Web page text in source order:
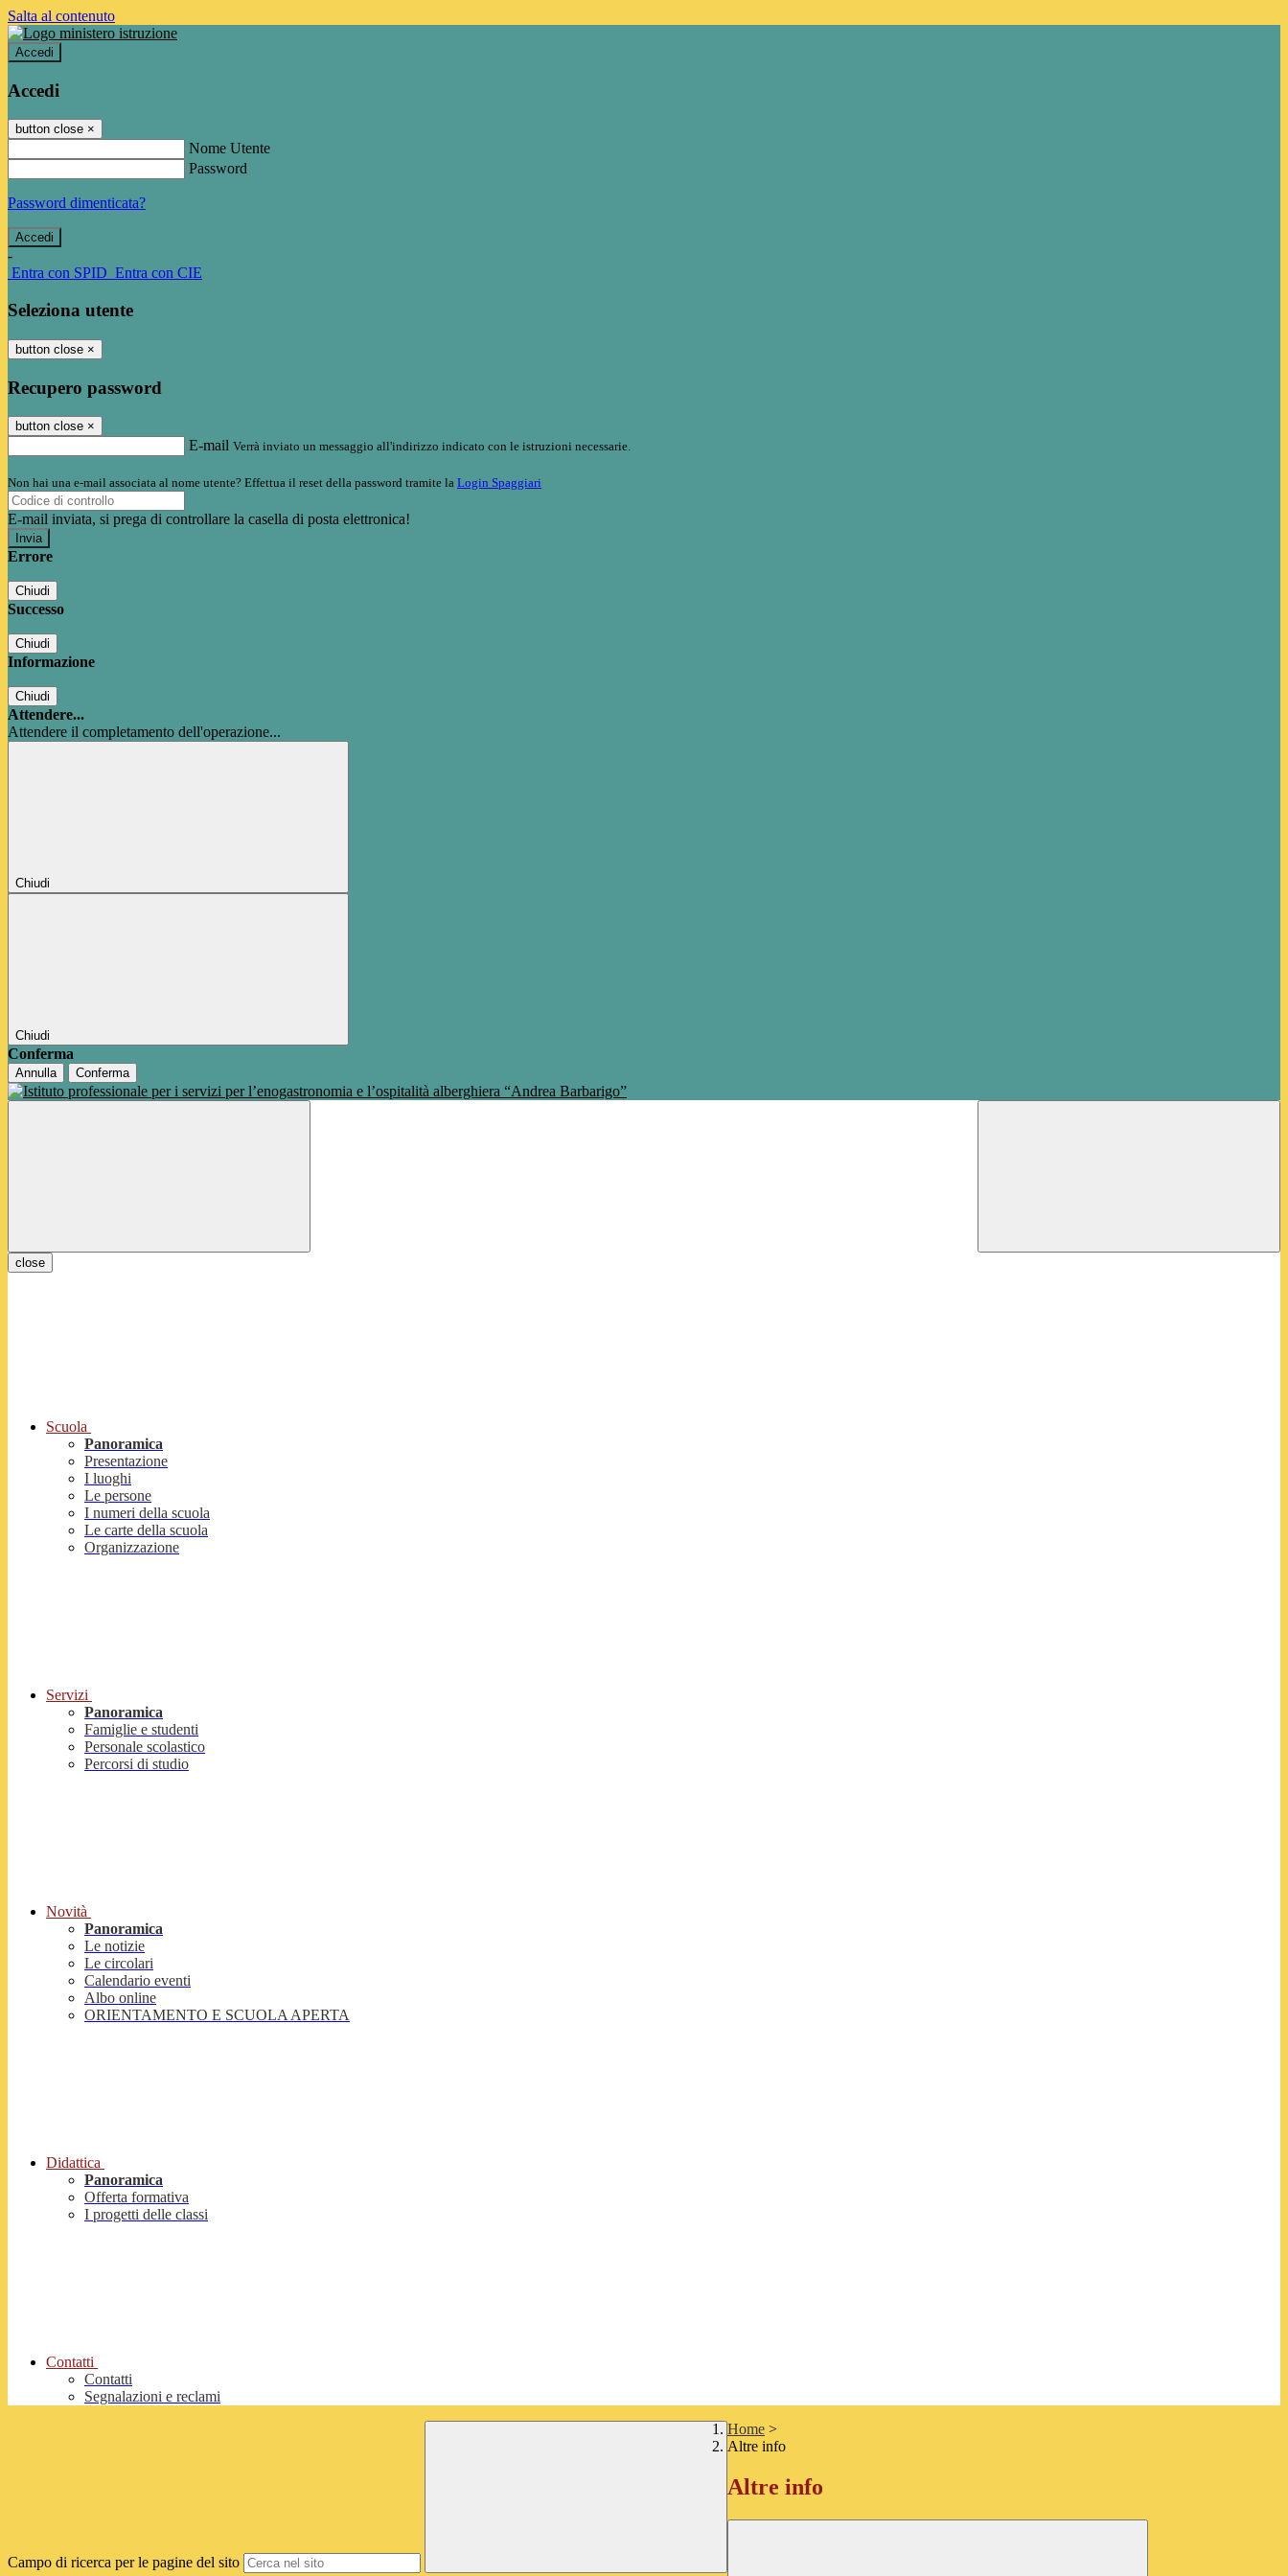
Salta al contenuto
Accedi
Accedi
button close ×
Nome Utente
Password
Password dimenticata?
-
Entra con SPID Entra con CIE
Seleziona utente
button close ×
Recupero password
button close ×
E-mail Verrà inviato un messaggio all'indirizzo indicato con le istruzioni necessarie.
Non hai una e-mail associata al nome utente? Effettua il reset della password tramite la Login Spaggiari
E-mail inviata, si prega di controllare la casella di posta elettronica!
Errore
Chiudi
Successo
Chiudi
Informazione
Chiudi
Attendere...
Attendere il completamento dell'operazione...
Chiudi
Chiudi
Conferma
Annulla Conferma
close
Scuola
Panoramica
Presentazione
I luoghi
Le persone
I numeri della scuola
Le carte della scuola
Organizzazione
Servizi
Panoramica
Famiglie e studenti
Personale scolastico
Percorsi di studio
Novità
Panoramica
Le notizie
Le circolari
Calendario eventi
Albo online
ORIENTAMENTO E SCUOLA APERTA
Didattica
Panoramica
Offerta formativa
I progetti delle classi
Contatti
Contatti
Segnalazioni e reclami
Campo di ricerca per le pagine del sito
Home >
Altre info
Altre info